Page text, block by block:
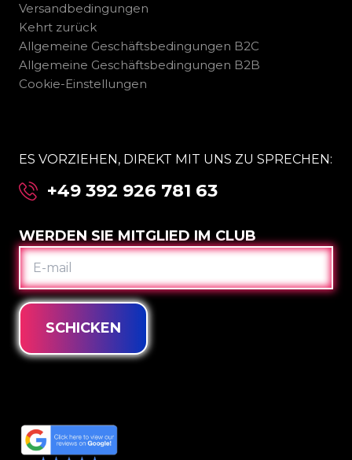
Versandbedingungen
Kehrt zurück
Allgemeine Geschäftsbedingungen B2C
Allgemeine Geschäftsbedingungen B2B
Cookie-Einstellungen
ES VORZIEHEN, DIREKT MIT UNS ZU SPRECHEN:
+49 392 926 781 63
WERDEN SIE MITGLIED IM CLUB
E-
MAIL
SCHICKEN